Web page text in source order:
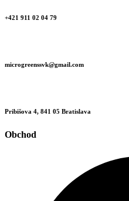
+421 911 02 04 79
microgreenssvk@gmail.com
Pribišova 4, 841 05 Bratislava
Obchod